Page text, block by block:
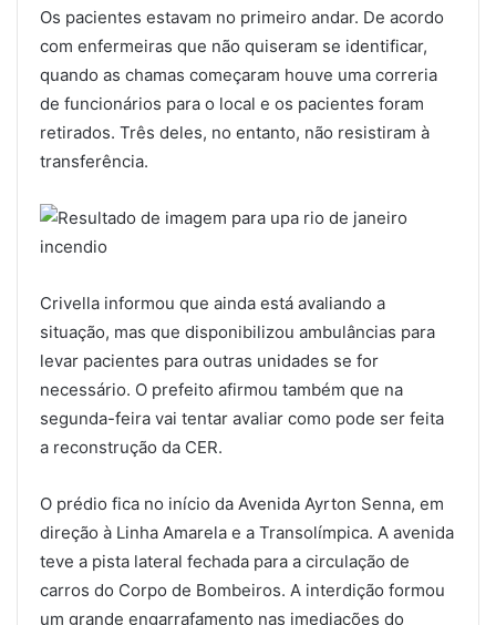
Os pacientes estavam no primeiro andar. De acordo
com enfermeiras que não quiseram se identificar,
quando as chamas começaram houve uma correria
de funcionários para o local e os pacientes foram
retirados. Três deles, no entanto, não resistiram à
transferência.
Crivella informou que ainda está avaliando a
situação, mas que disponibilizou ambulâncias para
levar pacientes para outras unidades se for
necessário. O prefeito afirmou também que na
segunda-feira vai tentar avaliar como pode ser feita
a reconstrução da CER.
O prédio fica no início da Avenida Ayrton Senna, em
direção à Linha Amarela e a Transolímpica. A avenida
teve a pista lateral fechada para a circulação de
carros do Corpo de Bombeiros. A interdição formou
um grande engarrafamento nas imediações do